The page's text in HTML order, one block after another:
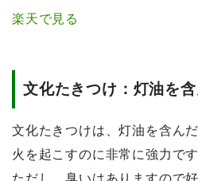
楽天で見る
文化たきつけ：灯油を
文化たきつけは、灯油を含ん
火を起こすのに非常に強力です